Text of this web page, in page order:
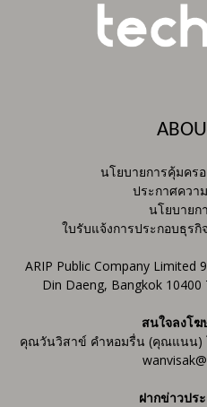
นโยบายการคุ้มคร
ประกาศควา
นโยบายก
ใบรับแจ้งการประกอบธุร
ARIP Public Company Limited
Din Daeng, Bangkok 10400
สนใจลงโ
คุณวันวิสาข์ คำหอมรื่น (คุณแนน)
ฝากข่าวปร